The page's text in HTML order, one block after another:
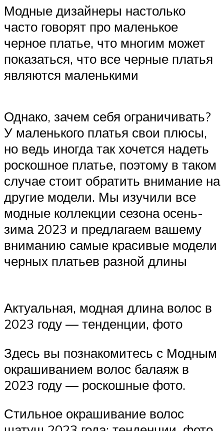
Модные дизайнеры настолько
часто говорят про маленькое
черное платье, что многим может
показаться, что все черные платья
являются маленькими
Однако, зачем себя ограничивать?
У маленького платья свои плюсы,
но ведь иногда так хочется надеть
роскошное платье, поэтому в таком
случае стоит обратить внимание на
другие модели. Мы изучили все
модные коллекции сезона осень-
зима 2023 и предлагаем вашему
вниманию самые красивые модели
черных платьев разной длины
Актуальная, модная длина волос в
2023 году — тенденции, фото
Здесь вы познакомитесь с Модным
окрашиванием волос балаяж в
2023 году — роскошные фото.
Стильное окрашивание волос